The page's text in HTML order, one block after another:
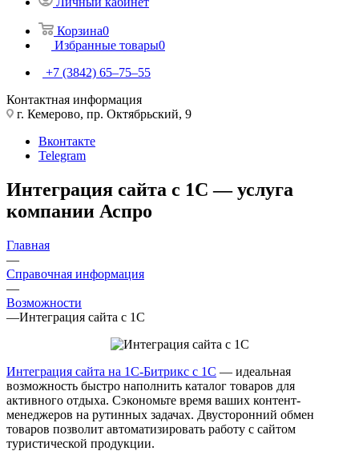
Корзина0
Избранные товары0
+7 (3842) 65–75–55
Контактная информация
г. Кемерово, пр. Октябрьский, 9
Вконтакте
Telegram
Интеграция сайта с 1С — услуга
компании Аспро
Главная
—
Справочная информация
—
Возможности
—Интеграция сайта с 1С
Интеграция сайта на 1С-Битрикс с 1С — идеальная
возможность быстро наполнить каталог товаров для
активного отдыха. Сэкономьте время ваших контент-
менеджеров на рутинных задачах. Двусторонний обмен
товаров позволит автоматизировать работу с сайтом
туристической продукции.